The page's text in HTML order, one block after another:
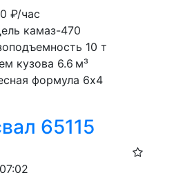
₽/час
камаз-470
10 т
кузова 6.6 м³
формула 6х4
65115